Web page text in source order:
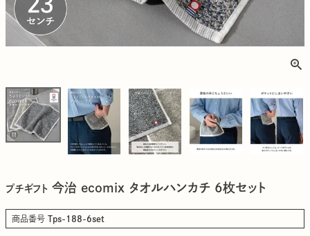
プチギフト 今治 ecomix タオルハンカチ 6枚セット
商品番号 Tps-188-6set